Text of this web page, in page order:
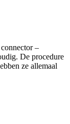
–
De procedure
ze allemaal